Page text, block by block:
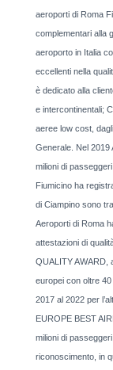
aeroporti di Roma
complementari alla
aeroporto in Italia
eccellenti nella
è dedicato alla
e intercontinentali;
aeree low cost,
Generale. Nel
milioni di
Fiumicino ha
di Ciampino sono
Aeroporti di Roma
attestazioni di
QUALITY AWARD,
europei con oltre
2017 al 2022 per
EUROPE BEST
milioni di
riconoscimento, in